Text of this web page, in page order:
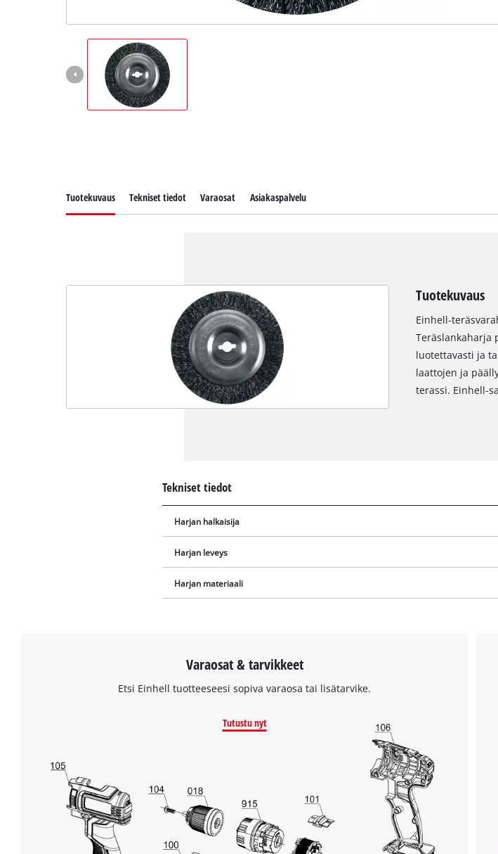
Tarvitsemme
Tuotekuvaus Tekniset tiedot Varaosat Asiakaspalvelu
Tuotekuvaus
Einhell-
Teräslankaharja
luotettavasti ja
laattojen ja
terassi. Einhell-
Tekniset tiedot
Harjan halkaisija
Harjan leveys
Harjan materiaali
Varaosat & tarvikkeet
Etsi Einhell tuotteeseesi sopiva varaosa tai lisätarvike.
Tutustu nyt